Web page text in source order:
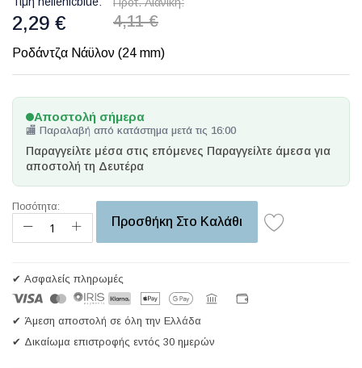
2,29 € 4,11 €
Ροδάντζα Νάϋλον (24 mm)
Αποστολή σήμερα
🏬 Παραλαβή από κατάστημα μετά τις 16:00
Παραγγείλτε μέσα στις επόμενες Παραγγείλτε άμεσα για
αποστολή τη Δευτέρα
Ποσότητα:
Προσθήκη Στο Καλάθι
✔ Ασφαλείς πληρωμές
✔ Άμεση αποστολή σε όλη την Ελλάδα
✔ Δικαίωμα επιστροφής εντός 30 ημερών